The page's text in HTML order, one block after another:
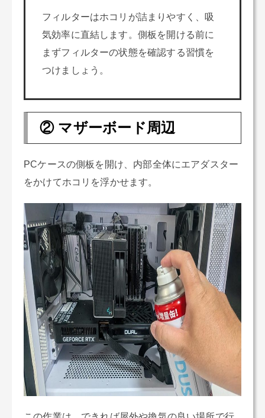
フィルターはホコリが詰まりやすく、吸
気効率に直結します。側板を開ける前に
まずフィルターの状態を確認する習慣を
つけましょう。
② マザーボード周辺
PCケースの側板を開け、内部全体にエアダスター
をかけてホコリを浮かせます。